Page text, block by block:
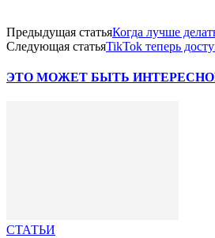
Предыдущая статьяКогда лучше
Следующая статьяTikTok теперь
ЭТО МОЖЕТ БЫТЬ ИНТЕРЕСНО
СТАТЬИ